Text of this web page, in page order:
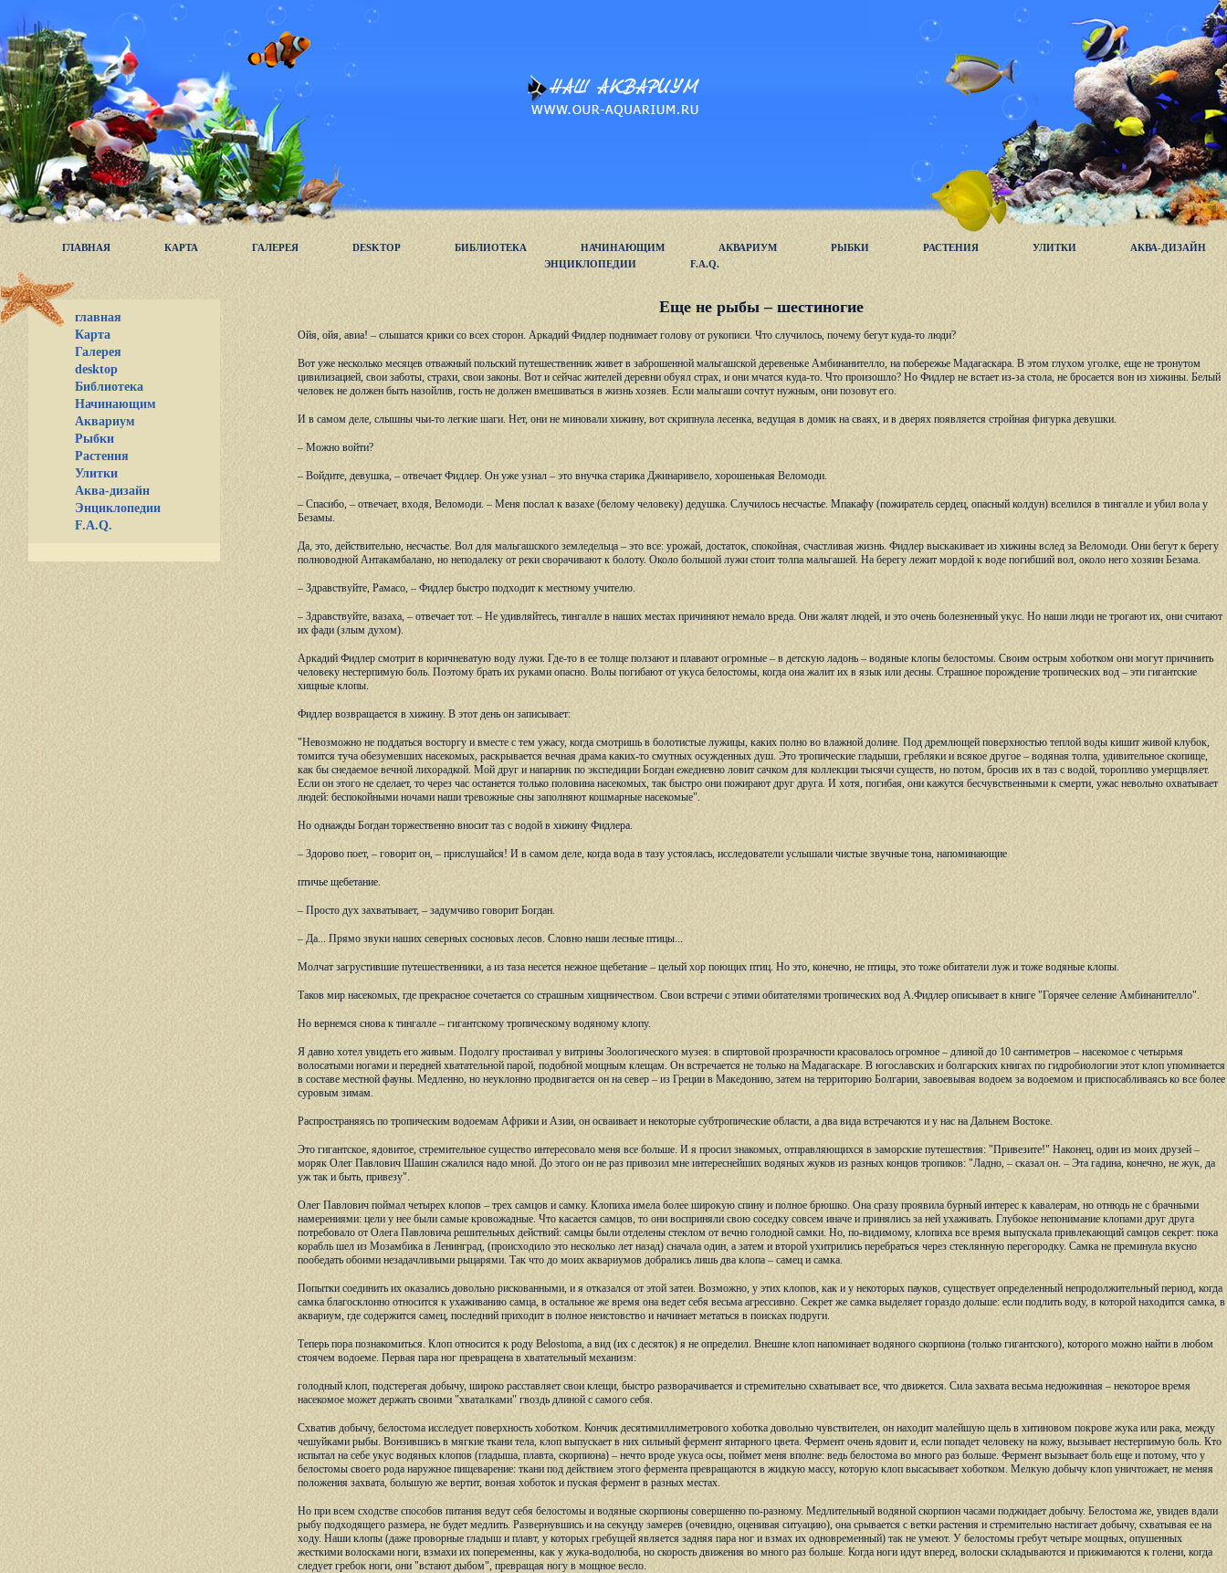
ГЛАВНАЯ КАРТА ГАЛЕРЕЯ DESKTOP БИБЛИОТЕКА НАЧИНАЮЩИМ АКВАРИУМ РЫБКИ РАСТЕНИЯ УЛИТКИ
АКВА-ДИЗАЙН
ЭНЦИКЛОПЕДИИ
F.A.Q.
главная
Карта
Галерея
desktop
Библиотека
Начинающим
Аквариум
Рыбки
Растения
Улитки
Аква-дизайн
Энциклопедии
F.A.Q.
Еще не рыбы – шестиногие
Ойя, ойя, авиа! – слышатся крики со всех сторон. Аркадий Фидлер поднимает голову от рукописи. Что случилось, почему бегут куда-то люди?
Вот уже несколько месяцев отважный польский путешественник живет в заброшенной мальгашской деревеньке Амбинанителло, на побережье Мадагаскара. В этом глухом уголке, еще не тронутом
цивилизацией, свои заботы, страхи, свои законы. Вот и сейчас жителей деревни обуял страх, и они мчатся куда-то. Что произошло? Но Фидлер не встает из-за стола, не бросается вон из хижины. Белый
человек не должен быть назойлив, гость не должен вмешиваться в жизнь хозяев. Если мальгаши сочтут нужным, они позовут его.
И в самом деле, слышны чьи-то легкие шаги. Нет, они не миновали хижину, вот скрипнула лесенка, ведущая в домик на сваях, и в дверях появляется стройная фигурка девушки.
– Можно войти?
– Войдите, девушка, – отвечает Фидлер. Он уже узнал – это внучка старика Джинаривело, хорошенькая Веломоди.
– Спасибо, – отвечает, входя, Веломоди. – Меня послал к вазахе (белому человеку) дедушка. Случилось несчастье. Мпакафу (пожиратель сердец, опасный колдун) вселился в тингалле и убил вола у
Безамы.
Да, это, действительно, несчастье. Вол для мальгашского земледельца – это все: урожай, достаток, спокойная, счастливая жизнь. Фидлер выскакивает из хижины вслед за Веломоди. Они бегут к берегу
полноводной Антакамбалано, но неподалеку от реки сворачивают к болоту. Около большой лужи стоит толпа мальгашей. На берегу лежит мордой к воде погибший вол, около него хозяин Безама.
– Здравствуйте, Рамасо, – Фидлер быстро подходит к местному учителю.
– Здравствуйте, вазаха, – отвечает тот. – Не удивляйтесь, тингалле в наших местах причиняют немало вреда. Они жалят людей, и это очень болезненный укус. Но наши люди не трогают их, они считают
их фади (злым духом).
Аркадий Фидлер смотрит в коричневатую воду лужи. Где-то в ее толще ползают и плавают огромные – в детскую ладонь – водяные клопы белостомы. Своим острым хоботком они могут причинить
человеку нестерпимую боль. Поэтому брать их руками опасно. Волы погибают от укуса белостомы, когда она жалит их в язык или десны. Страшное порождение тропических вод – эти гигантские
хищные клопы.
Фидлер возвращается в хижину. В этот день он записывает:
"Невозможно не поддаться восторгу и вместе с тем ужасу, когда смотришь в болотистые лужицы, каких полно во влажной долине. Под дремлющей поверхностью теплой воды кишит живой клубок,
томится туча обезумевших насекомых, раскрывается вечная драма каких-то смутных осужденных душ. Это тропические гладыши, гребляки и всякое другое – водяная толпа, удивительное скопище,
как бы снедаемое вечной лихорадкой. Мой друг и напарник по экспедиции Богдан ежедневно ловит сачком для коллекции тысячи существ, но потом, бросив их в таз с водой, торопливо умерщвляет.
Если он этого не сделает, то через час останется только половина насекомых, так быстро они пожирают друг друга. И хотя, погибая, они кажутся бесчувственными к смерти, ужас невольно охватывает
людей: беспокойными ночами наши тревожные сны заполняют кошмарные насекомые".
Но однажды Богдан торжественно вносит таз с водой в хижину Фидлера.
– Здорово поет, – говорит он, – прислушайся! И в самом деле, когда вода в тазу устоялась, исследователи услышали чистые звучные тона, напоминающие
птичье щебетание.
– Просто дух захватывает, – задумчиво говорит Богдан.
– Да... Прямо звуки наших северных сосновых лесов. Словно наши лесные птицы...
Молчат загрустившие путешественники, а из таза несется нежное щебетание – целый хор поющих птиц. Но это, конечно, не птицы, это тоже обитатели луж и тоже водяные клопы.
Таков мир насекомых, где прекрасное сочетается со страшным хищничеством. Свои встречи с этими обитателями тропических вод А.Фидлер описывает в книге "Горячее селение Амбинанителло".
Но вернемся снова к тингалле – гигантскому тропическому водяному клопу.
Я давно хотел увидеть его живым. Подолгу простаивал у витрины Зоологического музея: в спиртовой прозрачности красовалось огромное – длиной до 10 сантиметров – насекомое с четырьмя
волосатыми ногами и передней хватательной парой, подобной мощным клещам. Он встречается не только на Мадагаскаре. В югославских и болгарских книгах по гидробиологии этот клоп упоминается
в составе местной фауны. Медленно, но неуклонно продвигается он на север – из Греции в Македонию, затем на территорию Болгарии, завоевывая водоем за водоемом и приспосабливаясь ко все более
суровым зимам.
Распространяясь по тропическим водоемам Африки и Азии, он осваивает и некоторые субтропические области, а два вида встречаются и у нас на Дальнем Востоке.
Это гигантское, ядовитое, стремительное существо интересовало меня все больше. И я просил знакомых, отправляющихся в заморские путешествия: "Привезите!" Наконец, один из моих друзей –
моряк Олег Павлович Шашин сжалился надо мной. До этого он не раз привозил мне интереснейших водяных жуков из разных концов тропиков: "Ладно, – сказал он. – Эта гадина, конечно, не жук, да
уж так и быть, привезу".
Олег Павлович поймал четырех клопов – трех самцов и самку. Клопиха имела более широкую спину и полное брюшко. Она сразу проявила бурный интерес к кавалерам, но отнюдь не с брачными
намерениями: цели у нее были самые кровожадные. Что касается самцов, то они восприняли свою соседку совсем иначе и принялись за ней ухаживать. Глубокое непонимание клопами друг друга
потребовало от Олега Павловича решительных действий: самцы были отделены стеклом от вечно голодной самки. Но, по-видимому, клопиха все время выпускала привлекающий самцов секрет: пока
корабль шел из Мозамбика в Ленинград, (происходило это несколько лет назад) сначала один, а затем и второй ухитрились перебраться через стеклянную перегородку. Самка не преминула вкусно
пообедать обоими незадачливыми рыцарями. Так что до моих аквариумов добрались лишь два клопа – самец и самка.
Попытки соединить их оказались довольно рискованными, и я отказался от этой затеи. Возможно, у этих клопов, как и у некоторых пауков, существует определенный непродолжительный период, когда
самка благосклонно относится к ухаживанию самца, в остальное же время она ведет себя весьма агрессивно. Секрет же самка выделяет гораздо дольше: если подлить воду, в которой находится самка, в
аквариум, где содержится самец, последний приходит в полное неистовство и начинает метаться в поисках подруги.
Теперь пора познакомиться. Клоп относится к роду Belostoma, а вид (их с десяток) я не определил. Внешне клоп напоминает водяного скорпиона (только гигантского), которого можно найти в любом
стоячем водоеме. Первая пара ног превращена в хватательный механизм:
голодный клоп, подстерегая добычу, широко расставляет свои клещи, быстро разворачивается и стремительно схватывает все, что движется. Сила захвата весьма недюжинная – некоторое время
насекомое может держать своими "хваталками" гвоздь длиной с самого себя.
Схватив добычу, белостома исследует поверхность хоботком. Кончик десятимиллиметрового хоботка довольно чувствителен, он находит малейшую щель в хитиновом покрове жука или рака, между
чешуйками рыбы. Вонзившись в мягкие ткани тела, клоп выпускает в них сильный фермент янтарного цвета. Фермент очень ядовит и, если попадет человеку на кожу, вызывает нестерпимую боль. Кто
испытал на себе укус водяных клопов (гладыша, плавта, скорпиона) – нечто вроде укуса осы, поймет меня вполне: ведь белостома во много раз больше. Фермент вызывает боль еще и потому, что у
белостомы своего рода наружное пищеварение: ткани под действием этого фермента превращаются в жидкую массу, которую клоп высасывает хоботком. Мелкую добычу клоп уничтожает, не меняя
положения захвата, большую же вертит, вонзая хоботок и пуская фермент в разных местах.
Но при всем сходстве способов питания ведут себя белостомы и водяные скорпионы совершенно по-разному. Медлительный водяной скорпион часами поджидает добычу. Белостома же, увидев вдали
рыбу подходящего размера, не будет медлить. Развернувшись и на секунду замерев (очевидно, оценивая ситуацию), она срывается с ветки растения и стремительно настигает добычу, схватывая ее на
ходу. Наши клопы (даже проворные гладыш и плавт, у которых гребущей является задняя пара ног и взмах их одновременный) так не умеют. У белостомы гребут четыре мощных, опушенных
жесткими волосками ноги, взмахи их попеременны, как у жука-водолюба, но скорость движения во много раз больше. Когда ноги идут вперед, волоски складываются и прижимаются к голени, когда
следует гребок ноги, они "встают дыбом", превращая ногу в мощное весло.